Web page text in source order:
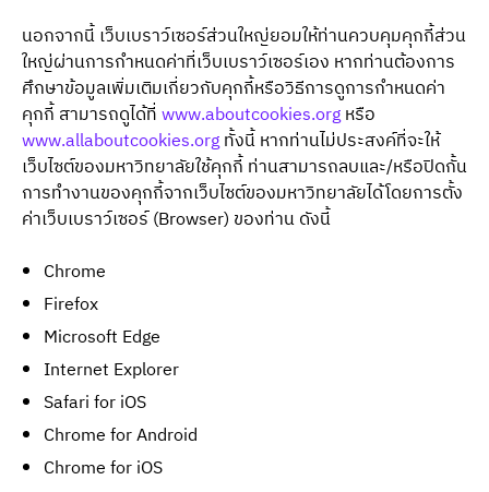
นอกจากนี้ เว็บเบราว์เซอร์ส่วนใหญ่ยอมให้ท่านควบคุมคุกกี้ส่วน
ใหญ่ผ่านการกำหนดค่าที่เว็บเบราว์เซอร์เอง หากท่านต้องการ
ศึกษาข้อมูลเพิ่มเติมเกี่ยวกับคุกกี้หรือวิธีการดูการกำหนดค่า
คุกกี้ สามารถดูได้ที่ www.aboutcookies.org
www.allaboutcookies.org ทั้งนี้ หากท่านไม่ประสงค์ที่จะให้
เว็บไซต์ของมหาวิทยาลัยใช้คุกกี้ ท่านสามารถลบและ/หรือปิดกั้น
การทำงานของคุกกี้จากเว็บไซต์ของมหาวิทยาลัยได้โดยการตั้ง
ค่าเว็บเบราว์เซอร์ (Browser) ของท่าน ดังนี้
Chrome
Firefox
Microsoft Edge
Internet Explorer
Safari for iOS
Chrome for Android
Chrome for iOS